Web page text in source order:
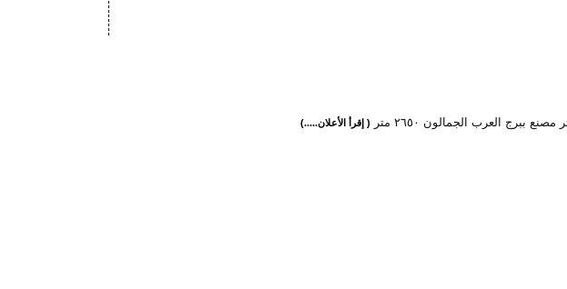
( إقرأ الأعلان.....)